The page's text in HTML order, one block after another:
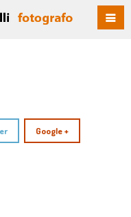
Google +